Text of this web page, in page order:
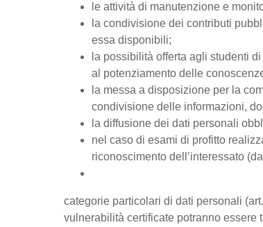
le attività di manutenzione e
la condivisione dei contributi
essa disponibili;
la possibilità offerta agli studenti
al potenziamento delle
la messa a disposizione per la
condivisione delle informazioni,
la diffusione dei dati personali
nel caso di esami di profitto
riconoscimento dell’interessato
categorie particolari di dati personali
vulnerabilità certificate potranno essere